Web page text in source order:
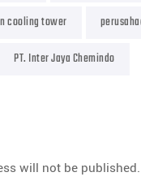
cooling tower
PT. Inter Jaya Chemindo
will not be published.